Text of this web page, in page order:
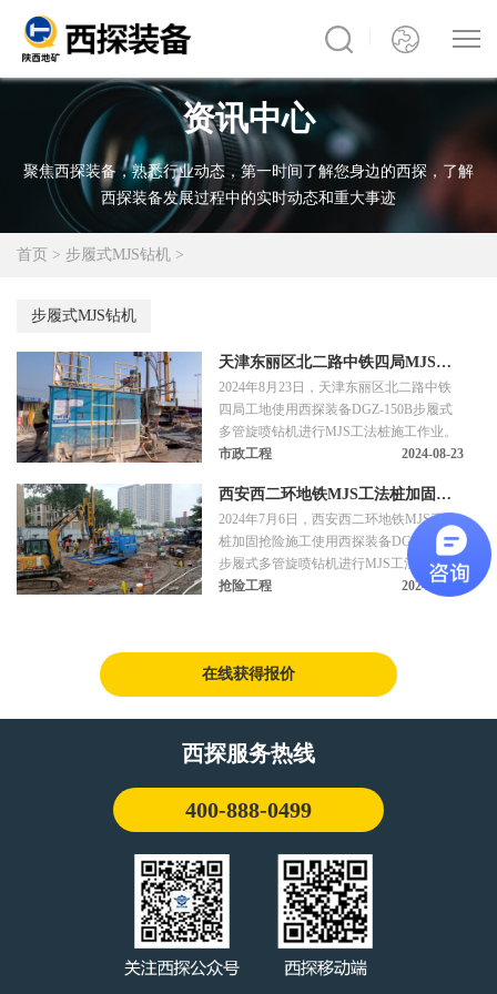
资讯中心
聚焦西探装备，熟悉行业动态，第一时间了解您身边的西探，了解
西探装备发展过程中的实时动态和重大事迹
首页 > 步履式MJS钻机 >
步履式MJS钻机
天津东丽区北二路中铁四局MJS工
法桩加固施工
2024年8月23日，天津东丽区北二路中铁
四局工地使用西探装备DGZ-150B步履式
多管旋喷钻机进行MJS工法桩施工作业。
市政工程
2024-08-23
西安西二环地铁MJS工法桩加固抢
险施工
2024年7月6日，西安西二环地铁MJS工法
桩加固抢险施工使用西探装备DGZ-150B
步履式多管旋喷钻机进行MJS工法桩施工
作业。
抢险工程 2024-07-06
在线获得报价
西探服务热线
400-888-0499